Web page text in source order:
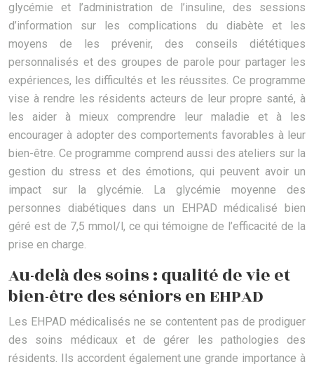
glycémie et l’administration de l’insuline, des sessions
d’information sur les complications du diabète et les
moyens de les prévenir, des conseils diététiques
personnalisés et des groupes de parole pour partager les
expériences, les difficultés et les réussites. Ce programme
vise à rendre les résidents acteurs de leur propre santé, à
les aider à mieux comprendre leur maladie et à les
encourager à adopter des comportements favorables à leur
bien-être. Ce programme comprend aussi des ateliers sur la
gestion du stress et des émotions, qui peuvent avoir un
impact sur la glycémie. La glycémie moyenne des
personnes diabétiques dans un EHPAD médicalisé bien
géré est de 7,5 mmol/l, ce qui témoigne de l’efficacité de la
prise en charge.
Au-delà des soins : qualité de vie et
bien-être des séniors en EHPAD
Les EHPAD médicalisés ne se contentent pas de prodiguer
des soins médicaux et de gérer les pathologies des
résidents. Ils accordent également une grande importance à